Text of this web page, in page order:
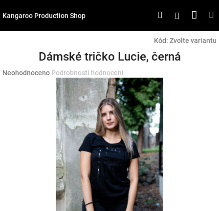
naKangaroo Production Shop HledatPřihlášení
Kód: Zvolte variantu
Dámské tričko Lucie, černá
Průměrné
Neohodnoceno Podrobnosti hodnocení